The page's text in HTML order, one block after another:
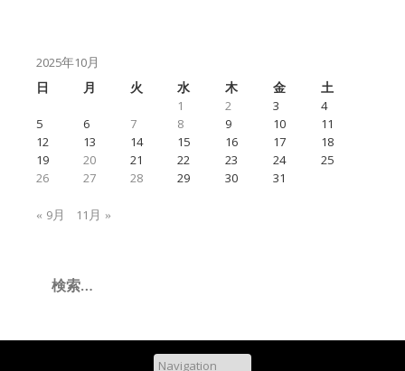
2025年10月
日
月 火 水 木 金
土
1
2 3
4
5
6 7 8 9 10
11
12
13 14 15 16 17
18
19
20 21 22 23 24
25
26
27 28 29 30
31
« 9月
11月 »